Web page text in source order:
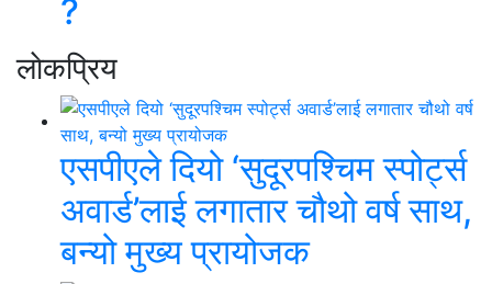
?
लाेकप्रिय
एसपीएले दियो ‘सुदूरपश्चिम स्पोर्ट्स
अवार्ड’लाई लगातार चौथो वर्ष साथ,
बन्यो मुख्य प्रायोजक